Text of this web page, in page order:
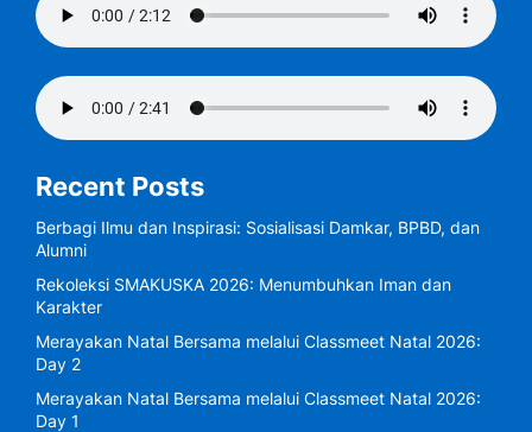
Recent Posts
Berbagi Ilmu dan Inspirasi: Sosialisasi Damkar, BPBD, dan
Alumni
Rekoleksi SMAKUSKA 2026: Menumbuhkan Iman dan
Karakter
Merayakan Natal Bersama melalui Classmeet Natal 2026:
Day 2
Merayakan Natal Bersama melalui Classmeet Natal 2026:
Day 1